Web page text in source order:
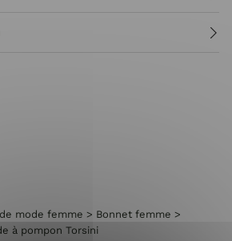
mode femme > Bonnet femme >
à pompon Torsini